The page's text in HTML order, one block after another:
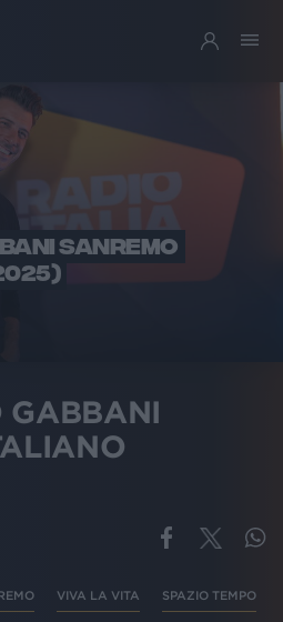
SANREMO
GABBANI
VIVA LA VITA SPAZIO TEMPO